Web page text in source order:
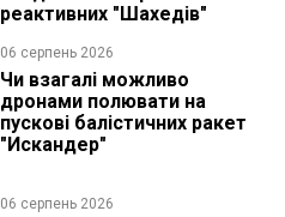
реактивних "Шахедів"
06 серпень 2026
Чи взагалі можливо
дронами полювати на
пускові балістичних ракет
"Искандер"
06 серпень 2026